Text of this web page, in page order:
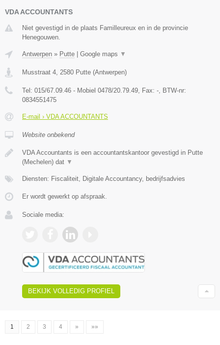
VDA ACCOUNTANTS
Niet gevestigd in de plaats Familleureux en in de provincie
Henegouwen.
Antwerpen » Putte | Google maps ▼
Musstraat 4 2580 Putte (Antwerpen)
Tel: 015/67.09.46 - Mobiel 0478/20.79.49 , Fax: - , BTW-nr:
0834551475
E-mail › VDA ACCOUNTANTS
Website onbekend
VDA Accountants is een accountantskantoor gevestigd in Putte
(Mechelen) dat ▼
Diensten: Fiscaliteit, Digitale Accountancy, bedrijfsadvies
Er wordt gewerkt op afspraak.
Sociale media:
BEKIJK VOLLEDIG PROFIEL
1 2 3 4 » »»